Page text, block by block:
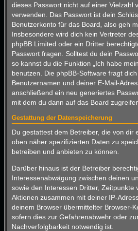
dieses Passwort nicht auf einer Vielzahl
verwenden. Das Passwort ist dein
Benutzerkonto für das Board, also geh
Insbesondere wird dich kein Vertreter
phpBB Limited oder ein Dritter
Passwort fragen. Solltest du dein
so kannst du die Funktion „Ich habe
benutzen. Die phpBB-Software fragt
Benutzernamen und deiner E-Mail-
anschließend ein neu generiertes
mit dem du dann auf das Board
Gestattung der Datenspeicherung
Du gestattest dem Betreiber, die von dir
oben näher spezifizierten Daten zu
betreiben und anbieten zu können.
Darüber hinaus ist der Betreiber
Interessenabwägung zwischen deinen
sowie den Interessen Dritter, Zeitpunkte
Aktionen zusammen mit deiner IP-
deinem Browser übermittelter Browser-
sofern dies zur Gefahrenabwehr oder
Nachverfolgbarkeit notwendig ist.